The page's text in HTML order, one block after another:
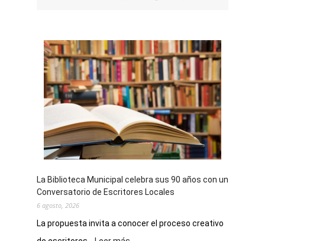
La Biblioteca Municipal celebra sus 90 años con un
Conversatorio de Escritores Locales
6 agosto, 2026
La propuesta invita a conocer el proceso creativo